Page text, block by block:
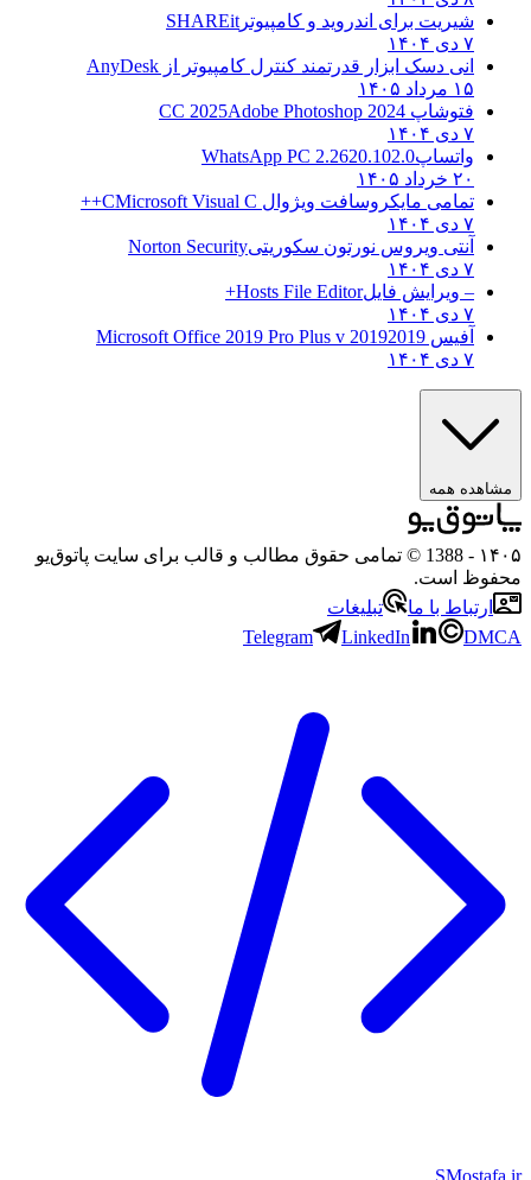
شیریت برای اندروید و کامپیوتر SHAREit
۷ دی ۱۴۰۴
انی دسک ابزار قدرتمند کنترل کامپیوتر از AnyDesk
۱۵ مرداد ۱۴۰۵
فتوشاپ CC 2025 Adobe Photoshop 2024
۷ دی ۱۴۰۴
واتساپWhatsApp PC 2.2620.102.0
۲۰ خرداد ۱۴۰۵
تمامی مایکروسافت ویژوال C Microsoft Visual C++
۷ دی ۱۴۰۴
آنتی ویروس نورتون سکوریتیNorton Security
۷ دی ۱۴۰۴
– ویرایش فایلHosts File Editor+
۷ دی ۱۴۰۴
آفیس 2019 2019 Microsoft Office 2019 Pro Plus v
۷ دی ۱۴۰۴
مشاهده همه
۱۴۰۵
- 1388 © تمامی حقوق مطالب و قالب برای سایت پاتوق‌یو
محفوظ است.
ارتباط با ما
تبلیغات
Telegram
LinkedIn DMCA
SMostafa.ir